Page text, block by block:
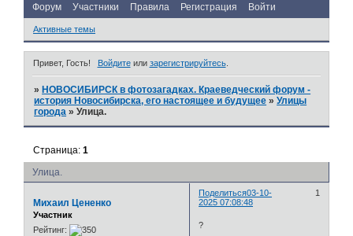
Форум Участники Правила Регистрация Войти
Активные темы
Привет, Гость! Войдитеили зарегистрируйтесь.
» НОВОСИБИРСК в фотозагадках. Краеведческий форум -
история Новосибирска, его настоящее и будущее »Улицы
города »Улица.
Улица.
Страница:1
Поделиться 1
03-10-
2025 07:08:48
Михаил Цененко
Участник
Рейтинг:
?